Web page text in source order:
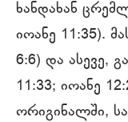
ხანდახან
იოანე 11:35).
6:6) და ასევე,
11:33; იოანე
ორიგინალში,